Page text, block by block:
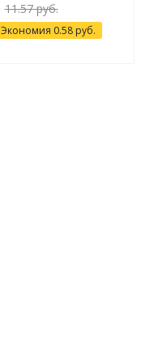
11.57руб.
Экономия 0.58руб.